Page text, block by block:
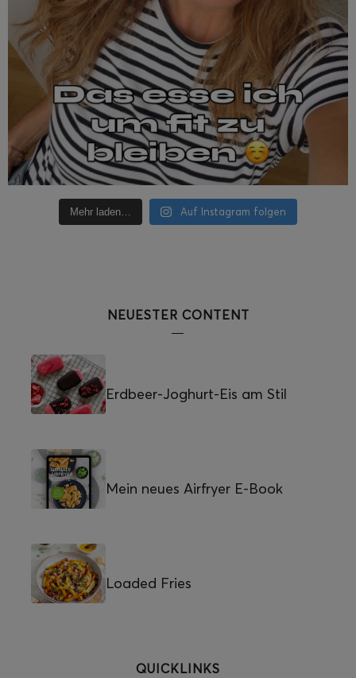
Mehr laden… Auf Instagram folgen
NEUESTER CONTENT
Erdbeer-Joghurt-Eis am Stil
Mein neues Airfryer E-Book
Loaded Fries
QUICKLINKS